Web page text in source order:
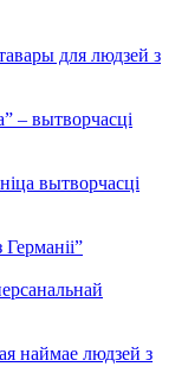
для людзей з
– вытворчасці
вытворчасці
наймае людзей з